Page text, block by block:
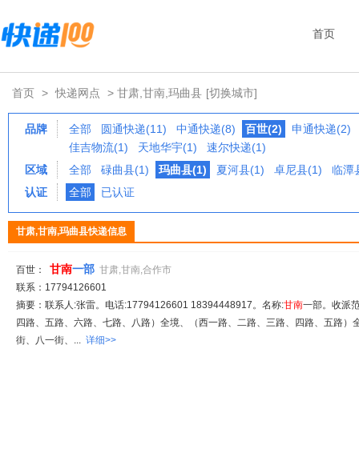
首页
首页 > 快递网点 > 甘肃,甘南,玛曲县 [切换城市]
品牌 全部 圆通快递(11) 中通快递(8) 百世(2)
申通快递(2)
佳吉物流(1)
天地华宇(1)
速尔快递(1)
区域
全部 碌曲县(1) 玛曲县(1) 夏河县(1) 卓尼县(1)
临潭
认证
全部 已认证
甘肃,甘南,玛曲县快递信息
百世： 甘南一部 甘肃,甘南,合作市
联系：17794126601
摘要：联系人:张雷。电话:17794126601 18394448917。名称:甘南一部。收派
四路、五路、六路、七路、八路）全境、（西一路、二路、三路、四路、五路）
街、八一街、... 详细>>